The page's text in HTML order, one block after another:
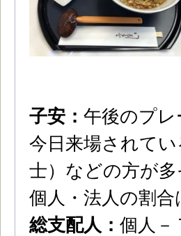
子安： 午後のプ
今日来場されて
士）などの方が多
個人・法人の割
総支配人： 個人－